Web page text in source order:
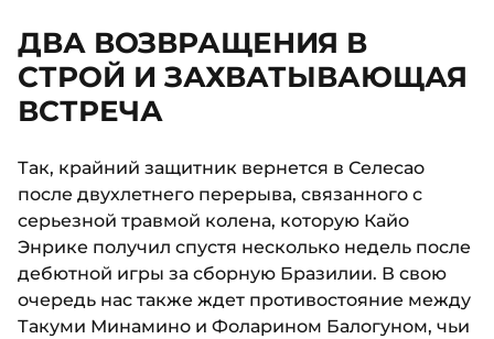
ДВА ВОЗВРАЩЕНИЯ В
СТРОЙ И ЗАХВАТЫВАЮЩАЯ
ВСТРЕЧА
Так, крайний защитник вернется в Селесао
после двухлетнего перерыва, связанного с
серьезной травмой колена, которую Кайо
Энрике получил спустя несколько недель после
дебютной игры за сборную Бразилии. В свою
очередь нас также ждет противостояние между
Такуми Минамино и Фоларином Балогуном, чьи